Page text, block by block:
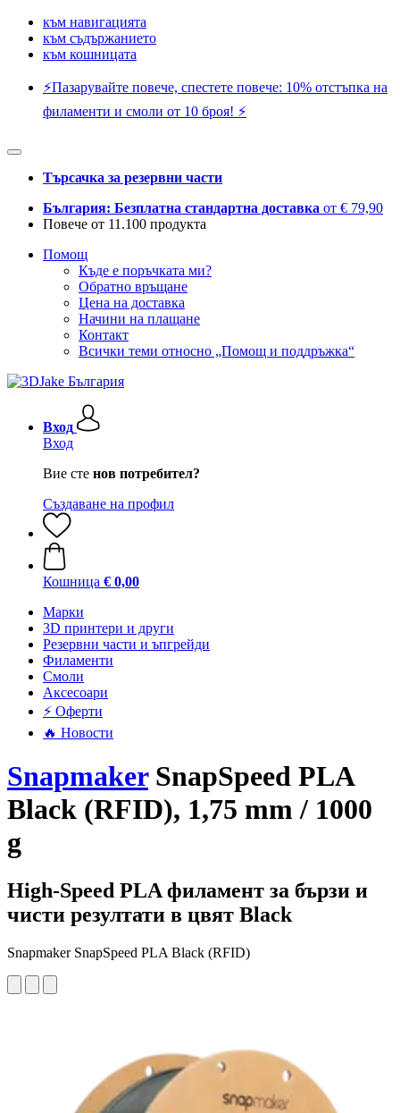
към навигацията
към съдържанието
към кошницата
⚡️Пазарувайте повече, спестете повече: 10% отстъпка на
филаменти и смоли от 10 броя! ⚡️
Търсачка за резервни части
България: Безплатна стандартна доставка от € 79,90
Повече от 11.100 продукта
Помощ
Къде е поръчката ми?
Обратно връщане
Цена на доставка
Начини на плащане
Контакт
Всички теми относно „Помощ и поддръжка“
Вход
Вход
Вие сте нов потребител?
Създаване на профил
Кошница € 0,00
Mарки
3D принтери и други
Резервни части и ъпгрейди
Филаменти
Смоли
Аксесоари
⚡ Оферти
🔥 Новости
SnapmakerSnapSpeed PLA
Black (RFID), 1,75 mm / 1000
g
High-Speed PLA филамент за бързи и
чисти резултати в цвят Black
Snapmaker SnapSpeed PLA Black (RFID)